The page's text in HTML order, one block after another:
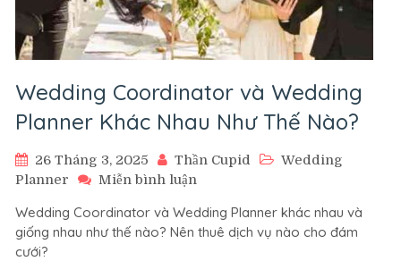
Wedding Coordinator và Wedding
Planner Khác Nhau Như Thế Nào?
26 Tháng 3, 2025 Thần Cupid
Wedding
Planner
Miễn bình luận
Coordinator
và
Wedding Coordinator và Wedding Planner khác nhau và
giống nhau như thế nào? Nên thuê dịch vụ nào cho đám
cưới?